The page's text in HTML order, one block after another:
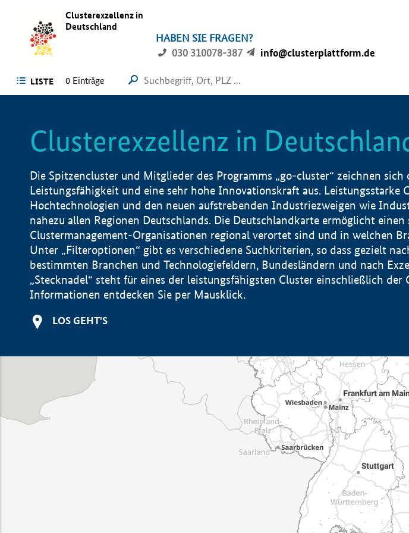
Clusterexzellenz in
Deutschland
HABEN SIE FRAGEN?
030 310078-387
info@clusterplattform.de
LISTE 0 Einträge
Clusterexzellenz in
Die Spitzencluster und Mitglieder des Programms „go-cluster“ zeichnen
Leistungsfähigkeit und eine sehr hohe Innovationskraft aus.
Hochtechnologien und den neuen aufstrebenden Industriezweigen wie
nahezu allen Regionen Deutschlands. Die Deutschlandkarte ermöglicht
Clustermanagement-Organisationen regional verortet sind und in welchen
Unter „Filteroptionen“ gibt es verschiedene Suchkriterien, so dass gezielt
bestimmten Branchen und Technologiefeldern, Bundesländern und nach
„Stecknadel“ steht für eines der leistungsfähigsten Cluster einschließlich
Informationen entdecken Sie per Mausklick.
LOS GEHT'S